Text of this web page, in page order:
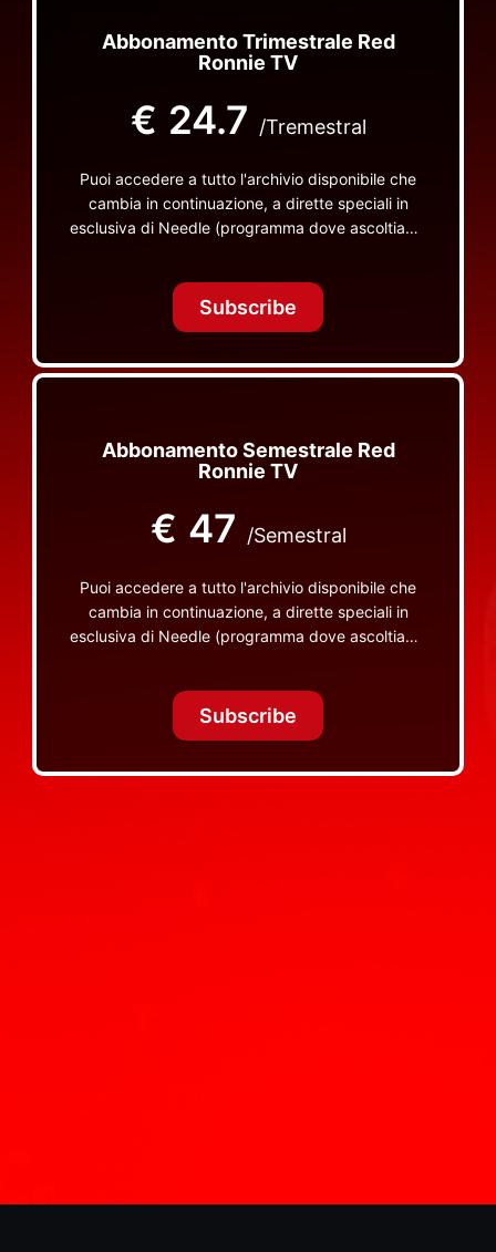
Abbonamento Trimestrale Red
Ronnie TV
€ 24.7 /Tremestral
Puoi accedere a tutto l'archivio disponibile che
cambia in continuazione, a dirette speciali in
esclusiva di Needle (programma dove ascoltiamo
TV non visibili da nessuna altra parte
Subscribe
Abbonamento Semestrale Red
Ronnie TV
€ 47 /Semestral
Puoi accedere a tutto l'archivio disponibile che
cambia in continuazione, a dirette speciali in
esclusiva di Needle (programma dove ascoltiamo
TV non visibili da nessuna altra parte
Subscribe